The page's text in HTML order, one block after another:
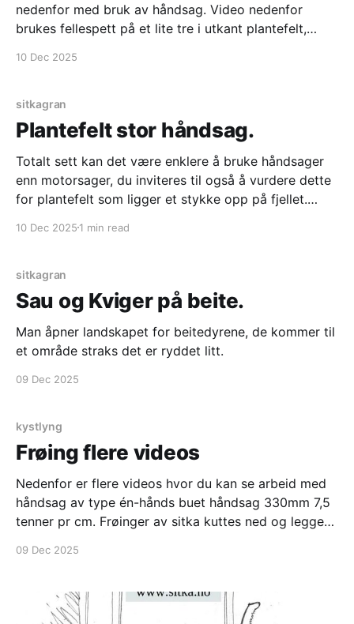
nedenfor med bruk av håndsag. Video nedenfor
brukes fellespett på et lite tre i utkant plantefelt,
10 Dec 2025
sitkagran
Plantefelt stor håndsag.
Totalt sett kan det være enklere å bruke håndsager
enn motorsager, du inviteres til også å vurdere dette
for plantefelt som ligger et stykke opp på fjellet.
plantefelt oppå allerede felte trær, feltet ligger for
10 Dec 2025 1 min read
sitkagran
Sau og Kviger på beite.
Man åpner landskapet for beitedyrene, de kommer til
et område straks det er ryddet litt.
09 Dec 2025
kystlyng
Frøing flere videos
Nedenfor er flere videos hvor du kan se arbeid med
håndsag av type én-hånds buet håndsag 330mm 7,5
tenner pr cm. Frøinger av sitka kuttes ned og legges i
09 Dec 2025